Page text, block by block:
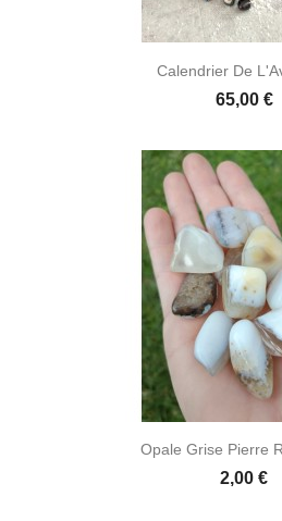
Calendrier De
65,00 €
Opale Grise Pierre
2,00 €